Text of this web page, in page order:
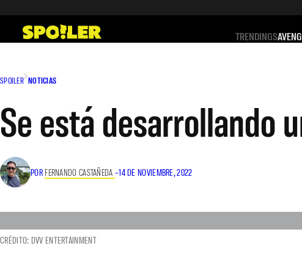
contenido
TRENDINGS
SPOILER NOTICIAS
Se está desarrollando
POR FERNANDO CASTAÑEDA –14 DE NOVIEMBRE, 2022
CRÉDITO: DVV ENTERTAINMENT